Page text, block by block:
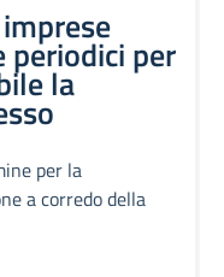
periodici per
la
per la
a corredo della